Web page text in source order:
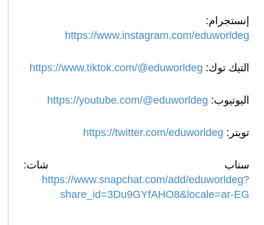
إنستجرام:
https://www.instagram.com/eduworldeg
التيك توك: https://www.tiktok.com/@eduworldeg
اليوتيوب: https://youtube.com/@eduworldeg
تويتر: https://twitter.com/eduworldeg
سناب شات:
https://www.snapchat.com/add/eduworldeg?
share_id=3Du9GYfAHO8&locale=ar-EG